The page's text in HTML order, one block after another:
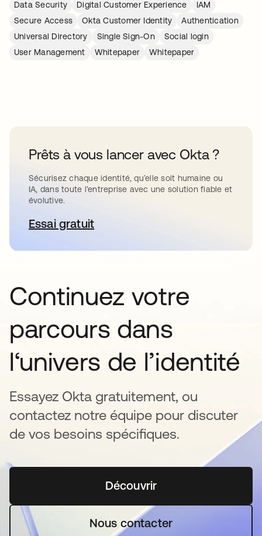
Data Security
Digital Customer Experience
IAM
Secure Access
Okta Customer Identity
Authentication
Universal Directory
Single Sign-On
Social login
User Management
Whitepaper Whitepaper
Prêts à vous lancer avec Okta ?
Sécurisez chaque identité, qu’elle soit humaine ou
IA, dans toute l’entreprise avec une solution fiable et
évolutive.
Essai gratuits’ouvre dans un nouvel onglet
Continuez votre
parcours dans
l‘univers de l’identité
Essayez Okta gratuitement, ou
contactez notre équipe pour discuter
de vos besoins spécifiques.
Découvrirs’ouvre dans un nouvel
Nous contacter